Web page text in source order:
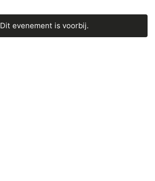
Dit evenement is voorbij.